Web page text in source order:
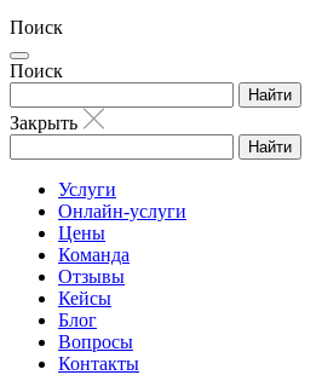
Поиск
Поиск
Найти
Закрыть
Найти
Услуги
Онлайн-услуги
Цены
Команда
Отзывы
Кейсы
Блог
Вопросы
Контакты